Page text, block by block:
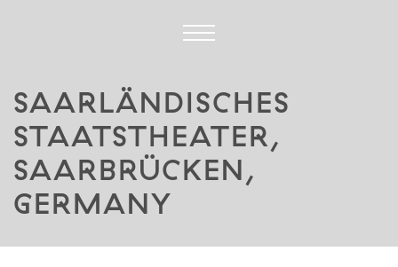
SAARLÄNDISCHES
STAATSTHEATER,
SAARBRÜCKEN,
GERMANY